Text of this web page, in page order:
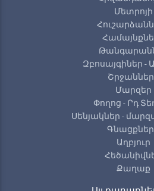
Մետրոյի
Զբոսայգիներ -
Մարզեր
Փողոց - Րդ
Սենյակներ -
Աղբյուր
Քաղաք